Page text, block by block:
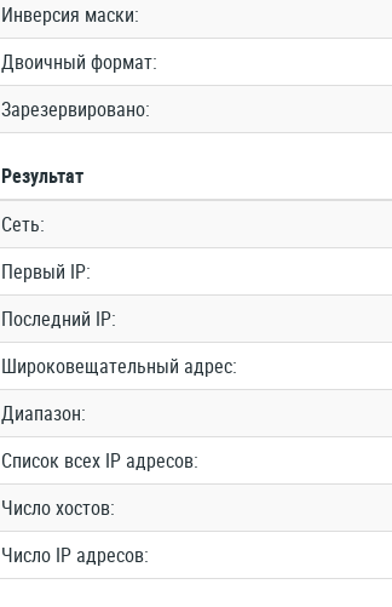
Инверсия маски:
Двоичный формат:
Зарезервировано:
Результат
Сеть:
Первый IP:
Последний IP:
Широковещательный адрес:
Диапазон:
Список всех IP адресов:
Число хостов:
Число IP адресов: